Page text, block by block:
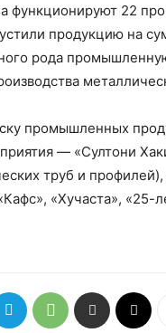
функционируют 22
продукцию на
рода
промышленных
— «Султони
труб и
«Хучаста», «25-